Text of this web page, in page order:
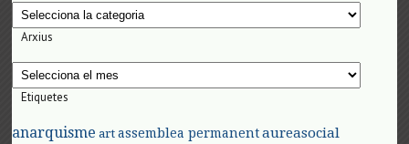
Categories
Arxius
Arxius
Etiquetes
anarquisme art assemblea permanent aureasocial